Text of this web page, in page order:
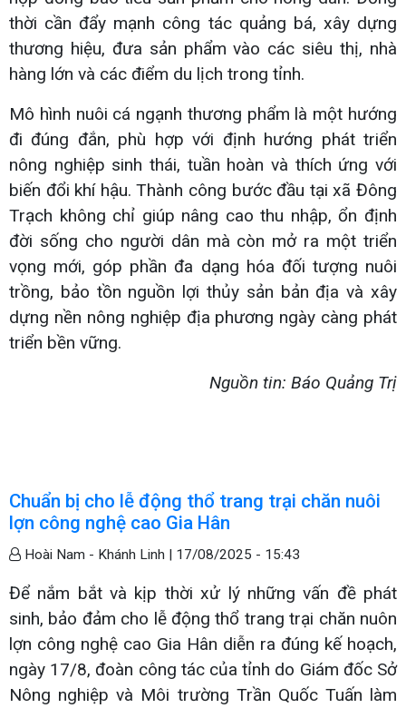
thời cần đẩy mạnh công tác quảng bá, xây dựng
thương hiệu, đưa sản phẩm vào các siêu thị, nhà
hàng lớn và các điểm du lịch trong tỉnh.
Mô hình nuôi cá ngạnh thương phẩm là một hướng
đi đúng đắn, phù hợp với định hướng phát triển
nông nghiệp sinh thái, tuần hoàn và thích ứng với
biến đổi khí hậu. Thành công bước đầu tại xã Đông
Trạch không chỉ giúp nâng cao thu nhập, ổn định
đời sống cho người dân mà còn mở ra một triển
vọng mới, góp phần đa dạng hóa đối tượng nuôi
trồng, bảo tồn nguồn lợi thủy sản bản địa và xây
dựng nền nông nghiệp địa phương ngày càng phát
triển bền vững.
Nguồn tin: Báo Quảng Trị
Chuẩn bị cho lễ động thổ trang trại chăn nuôi
lợn công nghệ cao Gia Hân
Hoài Nam - Khánh Linh | 17/08/2025 - 15:43
Để nắm bắt và kịp thời xử lý những vấn đề phát
sinh, bảo đảm cho lễ động thổ trang trại chăn nuôn
lợn công nghệ cao Gia Hân diễn ra đúng kế hoạch,
ngày 17/8, đoàn công tác của tỉnh do Giám đốc Sở
Nông nghiệp và Môi trường Trần Quốc Tuấn làm